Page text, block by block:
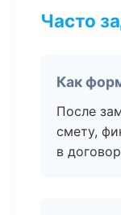
Часто
Как
После
смету,
в